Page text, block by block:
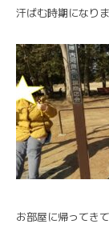
汗ばむ時期になり
お部屋に帰ってき